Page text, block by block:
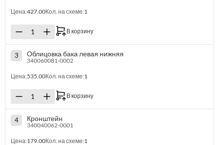
Цена:427.00Кол. на схеме:1
В корзину
3 Облицовка бака левая нижняя
340060081-0002
Цена:535.00Кол. на схеме:1
В корзину
4 Кронштейн
340040062-0001
Цена:179.00Кол. на схеме:1